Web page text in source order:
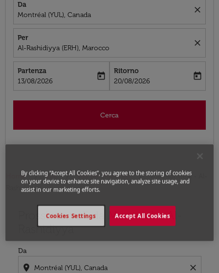
Da
Montréal (YUL), Canada
close
Per
Al-Rashidiyya (ERH), Marocco
close
Partenza
fc-booking-departure-date-aria-label
13/08/2026
today
Ritorno
fc-booking-return-date-aria-label
20/08/2026
today
Cerca
Home Voli Voli per Marocco
Voli Montréal - Al-
Rashidiyya
Prossimo voli da Montréal a Al-
Rashidiyya
Da
location_on close
Prova ad aggiornare il tuo percorso (origine e/o
By clicking “Accept All Cookies”, you agree to the storing of cookies
on your device to enhance site navigation, analyze site usage, and
assist in our marketing efforts.
Accept All Cookies
Cookies Settings